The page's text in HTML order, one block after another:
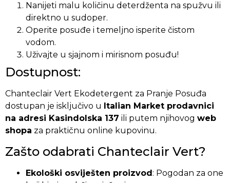
Nanijeti malu količinu deterdženta na spužvu ili
direktno u sudoper.
Operite posuđe i temeljno isperite čistom
vodom.
Uživajte u sjajnom i mirisnom posuđu!
Dostupnost:
Chanteclair Vert Ekodetergent za Pranje Posuđa
dostupan je isključivo u Italian Market prodavnici
na adresi Kasindolska 137 ili putem njihovog web
shopa za praktičnu online kupovinu.
Zašto odabrati Chanteclair Vert?
Ekološki osviješten proizvod: Pogodan za one